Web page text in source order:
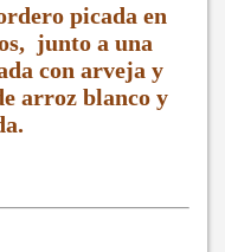
picada en
junto a una
con arveja y
arroz blanco y